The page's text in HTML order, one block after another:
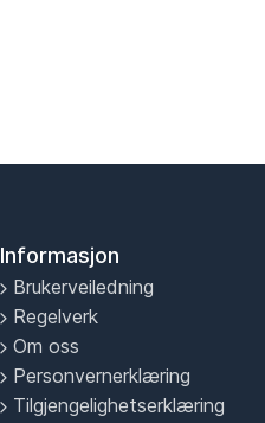
Informasjon
Brukerveiledning
Regelverk
Om oss
Personvernerklæring
Tilgjengelighetserklæring